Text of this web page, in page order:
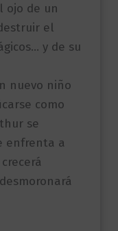
ojo de un
el
y de su
nuevo niño
como
se
enfrenta a